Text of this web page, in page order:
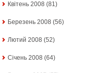
Квітень 2008 (81)
Березень 2008 (56)
Лютий 2008 (52)
Січень 2008 (64)